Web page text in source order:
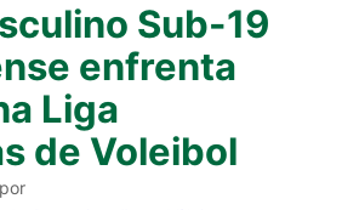
Sub-19
enfrenta
Liga
de Voleibol